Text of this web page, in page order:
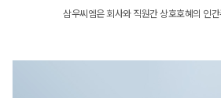
삼우씨엠은 회사와 직원간 상호호혜의 인